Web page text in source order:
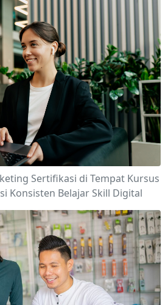
Sertifikasi di Tempat Kursus
Konsisten Belajar Skill Digital